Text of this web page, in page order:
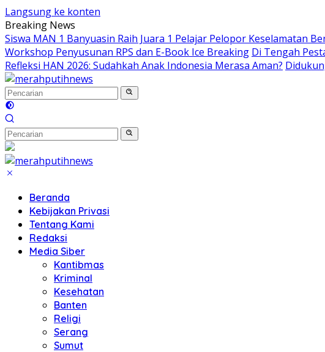
Langsung ke konten
Breaking News
Siswa MAN 1 Banyuasin Raih Juara 1 Pelajar Pelopor Keselamatan
Workshop Penyusunan RPS dan E-Book Ice Breaking Di Tengah
Refleksi HAN 2026: Sudahkah Anak Indonesia Merasa Aman?
Beranda
Kebijakan Privasi
Tentang Kami
Redaksi
Media Siber
Kantibmas
Kriminal
Kesehatan
Banten
Religi
Serang
Sumut